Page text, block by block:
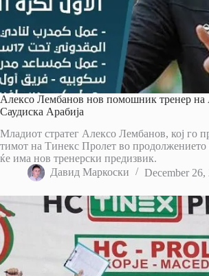
Алексо Лембанов нов помошник тренер
Саудиска Арабија
Младиот стратег Алексо Лембанов, кој го
тимот на Тинекс Пролет во продолжението
ќе има нов тренерски предизвик.
Давид Маркоски
December 26,